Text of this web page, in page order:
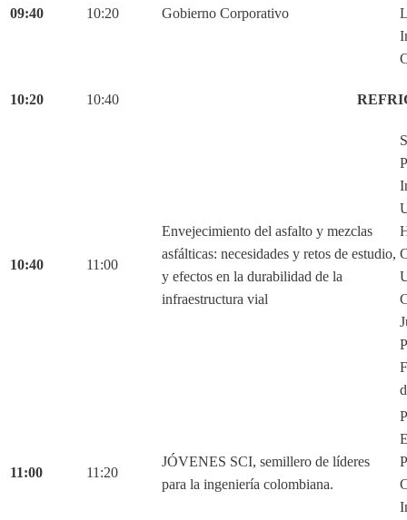
09:40 10:20 Gobierno Corporativo
10:20 10:40
10:40 11:00
Envejecimiento del asfalto y mezclas
asfálticas: necesidades y retos de estudio,
y efectos en la durabilidad de la
infraestructura vial
11:00 11:20
JÓVENES SCI, semillero de líderes
para la ingeniería colombiana.